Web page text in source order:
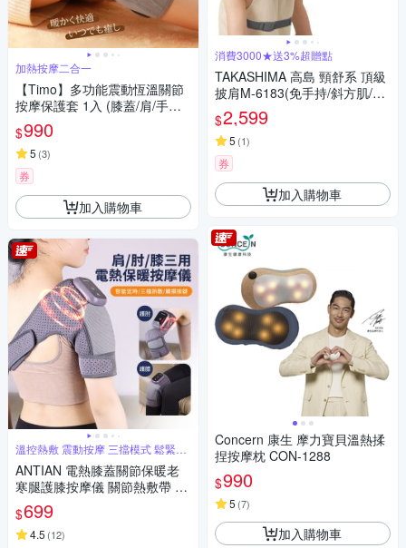
加熱按摩二合一
【Timo】多功能震動恆溫關節
按摩保護套 1入 (膝蓋/肩/手肘
通用)
$990
5 (3)
券
加入購物車
溫控熱敷 震動按摩 三擋模式 鬆緊可
調
ANTIAN 電熱膝蓋關節保暖老
寒腿護膝按摩儀 關節熱敷帶 膝
蓋護帶 肩膀發熱按摩器 護肘帶
（交換禮物）
$699
4.5 (12)
消費3000★送3%超贈點
TAKASHIMA 高島 頸舒系 頂級
披肩M-6183(免手持/斜方肌/揉
捏/溫熱/肩頸按摩器)-快
$2,599
5 (1)
券
加入購物車
Concern 康生 摩力寶貝溫熱揉
捏按摩枕 CON-1288
$990
5 (7)
加入購物車